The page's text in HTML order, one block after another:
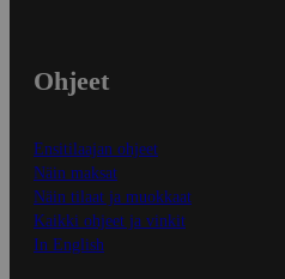
Ohjeet
Ensitilaajan ohjeet
Näin maksat
Näin tilaat ja muokkaat
Kaikki ohjeet ja vinkit
In English